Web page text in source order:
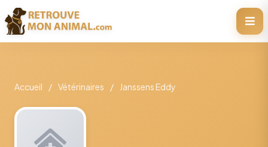
Accueil / Vétérinaires / Janssens Eddy